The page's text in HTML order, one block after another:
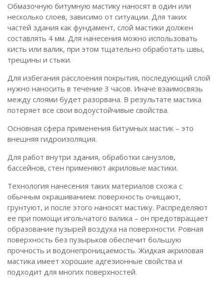
Обмазочную битумную мастику наносят в один или
несколько слоев, зависимо от ситуации. Для таких
частей здания как фундамент, слой мастики должен
составлять 4 мм. Для нанесения можно использовать
кисть или валик, при этом тщательно обработать швы,
трещины и стыки.
Для избегания расслоения покрытия, последующий слой
нужно наносить в течение 3 часов. Иначе взаимосвязь
между слоями будет разорвана. В результате мастика
потеряет все свои водоустойчивые свойства.
Основная сфера применения битумных мастик – это
внешняя гидроизоляция.
Для работ внутри здания, обработки санузлов,
бассейнов, стен применяют акриловые мастики.
Технология нанесения таких материалов схожа с
обычным окрашиванием: поверхность очищают,
грунтуют, и после этого наносят мастику. Распределяют
ее при помощи игольчатого валика – он предотвращает
образование пузырей воздуха на поверхности. Ровная
поверхность без пузырьков обеспечит большую
прочность и водонепроницаемость. Жидкая акриловая
мастика имеет хорошие адгезионные свойства и
подходит для многих поверхностей.